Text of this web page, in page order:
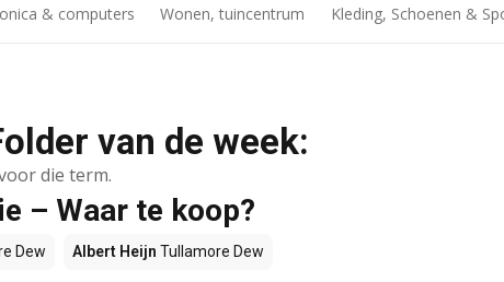
& computers Wonen, tuincentrum Kleding, Schoenen &
van de week:
die term.
– Waar te koop?
Dew Albert Heijn Tullamore Dew